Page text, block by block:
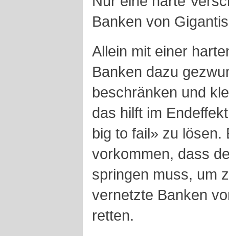
Banken von
Allein mit einer
Banken dazu
beschränken und
das hilft im
big to fail» zu lösen.
vorkommen, dass
springen muss, um
vernetzte Banken
retten.